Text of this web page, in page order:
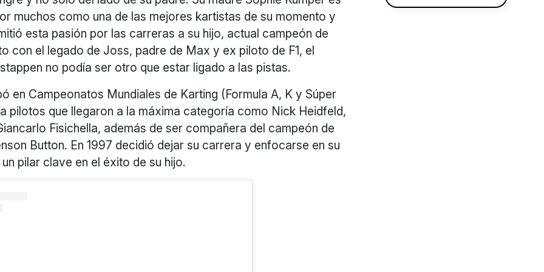
muchos como una de las mejores kartistas de su momento y
esta pasión por las carreras a su hijo, actual campeón de
con el legado de Joss, padre de Max y ex piloto de F1, el
no podía ser otro que estar ligado a las pistas.
en Campeonatos Mundiales de Karting (Formula A, K y Súper
pilotos que llegaron a la máxima categoría como Nick Heidfeld,
Fisichella, además de ser compañera del campeón de
Button. En 1997 decidió dejar su carrera y enfocarse en su
pilar clave en el éxito de su hijo.